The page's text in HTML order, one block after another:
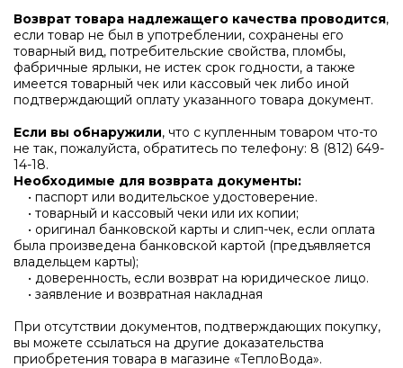
Возврат товара надлежащего качества проводится,
если товар не был в употреблении, сохранены его
товарный вид, потребительские свойства, пломбы,
фабричные ярлыки, не истек срок годности, а также
имеется товарный чек или кассовый чек либо иной
подтверждающий оплату указанного товара документ.
Если вы обнаружили, что с купленным товаром что-то
не так, пожалуйста, обратитесь по телефону: 8 (812) 649-
14-18.
Необходимые для возврата документы:
• паспорт или водительское удостоверение.
• товарный и кассовый чеки или их копии;
• оригинал банковской карты и слип-чек, если оплата
была произведена банковской картой (предъявляется
владельцем карты);
• доверенность, если возврат на юридическое лицо.
• заявление и возвратная накладная
При отсутствии документов, подтверждающих покупку,
вы можете ссылаться на другие доказательства
приобретения товара в магазине «ТеплоВода».